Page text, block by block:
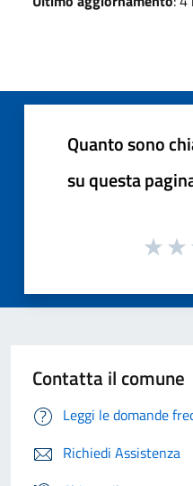
Quanto sono
su questa
Contatta il comune
Leggi le domande
Richiedi Assistenza